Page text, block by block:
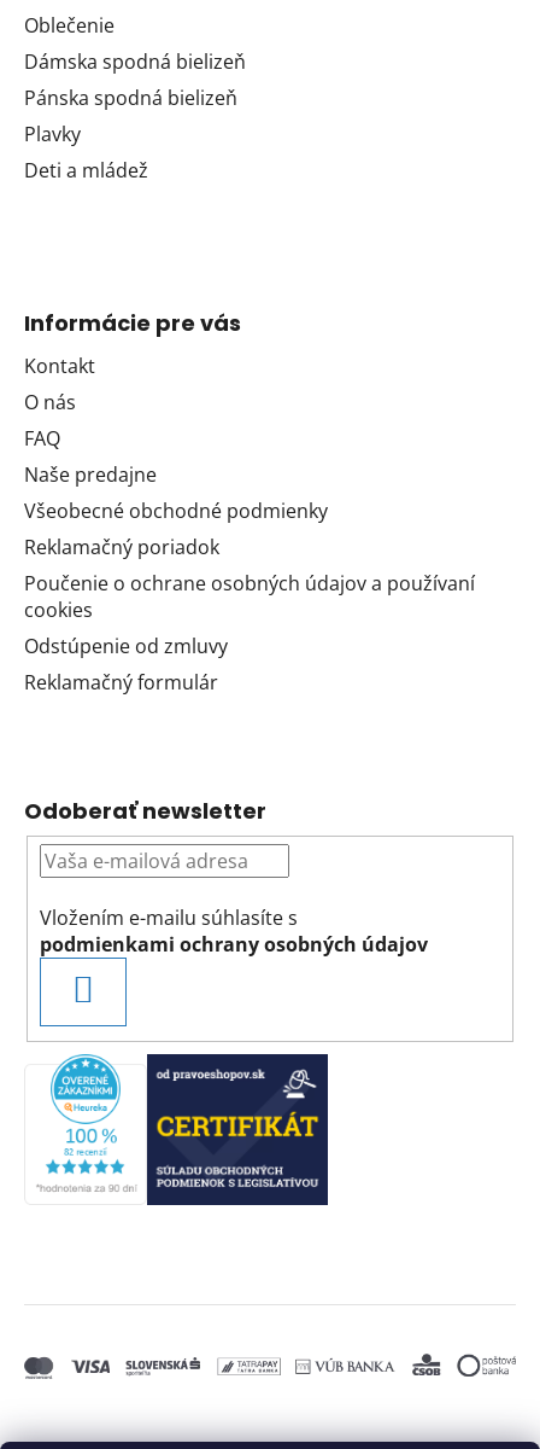
Oblečenie
Dámska spodná bielizeň
Pánska spodná bielizeň
Plavky
Deti a mládež
Informácie pre vás
Kontakt
O nás
FAQ
Naše predajne
Všeobecné obchodné podmienky
Reklamačný poriadok
Poučenie o ochrane osobných údajov a používaní
cookies
Odstúpenie od zmluvy
Reklamačný formulár
Odoberať newsletter
Vložením e-mailu súhlasíte s
podmienkami ochrany osobných údajov
SA